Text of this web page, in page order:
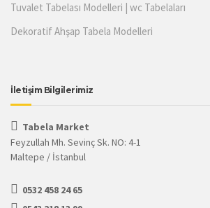
Tuvalet Tabelası Modelleri | wc Tabelaları
Dekoratif Ahşap Tabela Modelleri
İletişim Bilgilerimiz
Tabela Market
Feyzullah Mh. Sevinç Sk. NO: 4-1
Maltepe / İstanbul
0532 458 24 65